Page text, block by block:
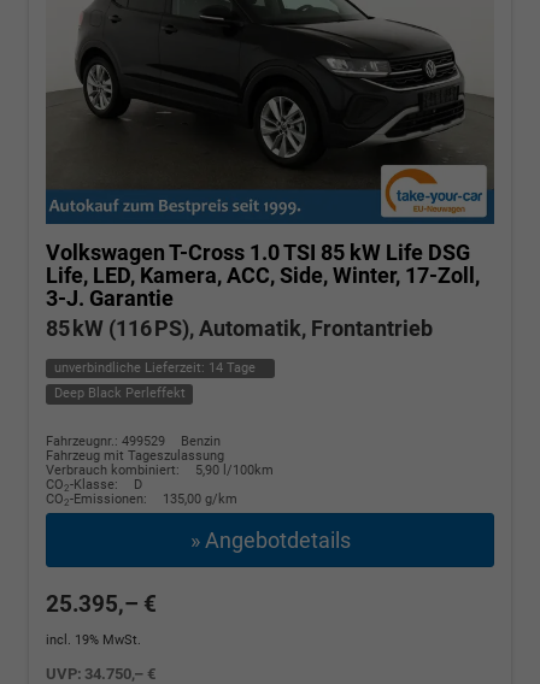
Volkswagen T-Cross 1.0 TSI 85 kW Life DSG
Life, LED, Kamera, ACC, Side, Winter, 17-Zoll,
3-J. Garantie
85 kW (116 PS), Automatik, Frontantrieb
unverbindliche Lieferzeit: 14 Tage
Deep Black Perleffekt
Fahrzeugnr.: 499529
Benzin
Fahrzeug mit Tageszulassung
Verbrauch kombiniert:
5,90 l/100km
CO2-Klasse:
D
CO2-Emissionen: 135,00 g/km
» Angebotdetails
25.395,– €
incl. 19% MwSt.
UVP: 34.750,– €